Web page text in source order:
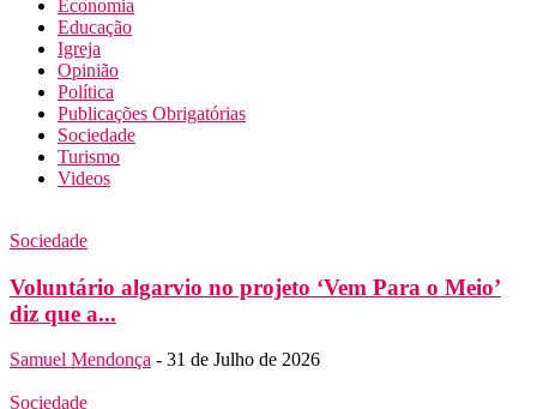
Economia
Educação
Igreja
Opinião
Política
Publicações Obrigatórias
Sociedade
Turismo
Videos
Sociedade
Voluntário algarvio no projeto ‘Vem Para o Meio’
diz que a...
Samuel Mendonça - 31 de Julho de 2026
Sociedade